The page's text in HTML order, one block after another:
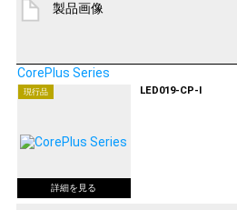
製品画像
CorePlus Series
現行品 LED019-CP-I